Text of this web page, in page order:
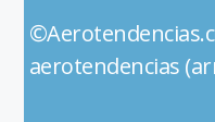
aerotendencias